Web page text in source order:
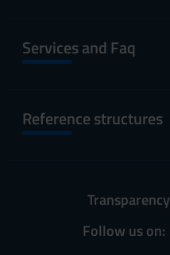
Services and Faq
Reference structures
Transparency
Follow us on: